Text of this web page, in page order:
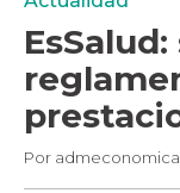
Por admeconomica